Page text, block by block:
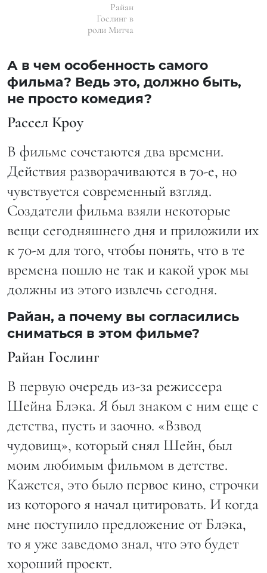
Райан
Гослинг в
роли Митча
А в чем особенность самого
фильма? Ведь это, должно быть,
не просто комедия?
Рассел Кроу
В фильме сочетаются два времени.
Действия разворачиваются в 70-е, но
чувствуется современный взгляд.
Создатели фильма взяли некоторые
вещи сегодняшнего дня и приложили их
к 70-м для того, чтобы понять, что в те
времена пошло не так и какой урок мы
должны из этого извлечь сегодня.
Райан, а почему вы согласились
сниматься в этом фильме?
Райан Гослинг
В первую очередь из-за режиссера
Шейна Блэка. Я был знаком с ним еще с
детства, пусть и заочно. «Взвод
чудовищ», который снял Шейн, был
моим любимым фильмом в детстве.
Кажется, это было первое кино, строчки
из которого я начал цитировать. И когда
мне поступило предложение от Блэка,
то я уже заведомо знал, что это будет
хороший проект.